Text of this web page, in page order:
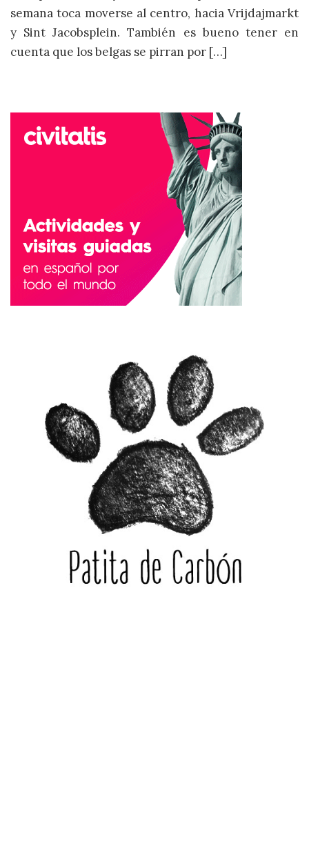
semana toca moverse al centro, hacia Vrijdajmarkt
y Sint Jacobsplein. También es bueno tener en
cuenta que los belgas se pirran por […]